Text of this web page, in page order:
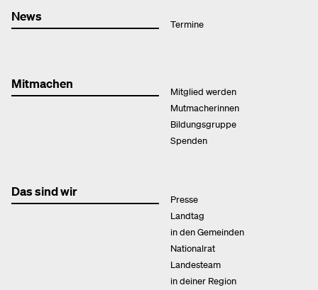
News
Termine
Mitmachen
Mitglied werden
Mutmacherinnen
Bildungsgruppe
Spenden
Das sind wir
Presse
Landtag
in den Gemeinden
Nationalrat
Landesteam
in deiner Region